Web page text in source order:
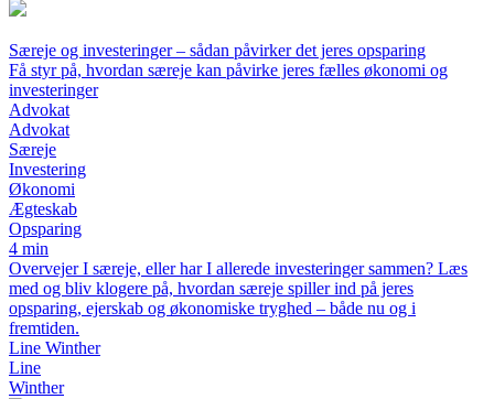
Særeje og investeringer – sådan påvirker det jeres opsparing
Få styr på, hvordan særeje kan påvirke jeres fælles økonomi og
investeringer
Advokat
Advokat
Særeje
Investering
Økonomi
Ægteskab
Opsparing
4 min
Overvejer I særeje, eller har I allerede investeringer sammen? Læs
med og bliv klogere på, hvordan særeje spiller ind på jeres
opsparing, ejerskab og økonomiske tryghed – både nu og i
fremtiden.
Line Winther
Line
Winther